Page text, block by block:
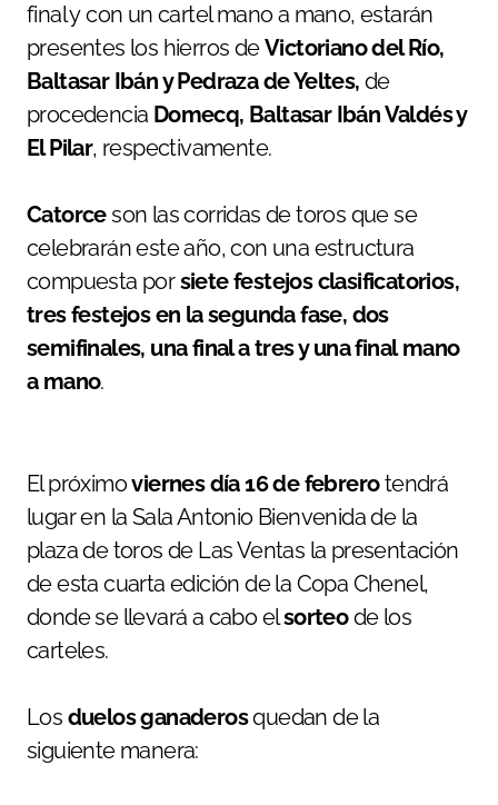
final y con un cartel mano a mano, estarán
presentes los hierros deVictoriano del Río,
Baltasar Ibán y Pedraza de Yeltes, de
procedencia Domecq, Baltasar Ibán Valdés y
El Pilar, respectivamente.
Catorceson las corridas de toros que se
celebrarán este año, con una estructura
compuesta porsiete festejosclasificatorios,
tres festejosen la segunda fase, dos
semifinales, una final a tres y una final mano
a mano.
El próximoviernes día 16 de febrerotendrá
lugar en la Sala Antonio Bienvenida de la
plaza de toros de Las Ventas la presentación
de esta cuarta edición de la Copa Chenel,
donde se llevará a cabo elsorteode los
carteles.
Los duelos ganaderosquedan de la
siguiente manera: